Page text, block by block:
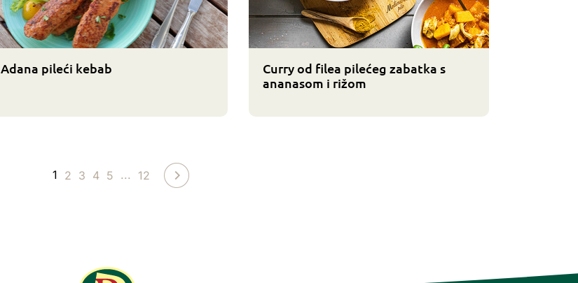
Adana pileći kebab
Curry od filea pilećeg zabatka s
ananasom i rižom
1 2 3 4 5 ... 12